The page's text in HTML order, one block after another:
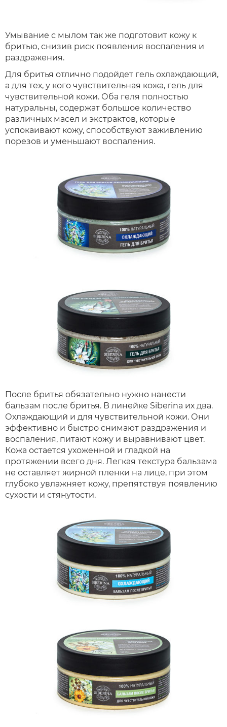
Умывание с мылом так же подготовит кожу к
бритью, снизив риск появления воспаления и
раздражения.
Для бритья отлично подойдет гель охлаждающий,
а для тех, у кого чувствительная кожа, гель для
чувствительной кожи. Оба геля полностью
натуральны, содержат большое количество
различных масел и экстрактов, которые
успокаивают кожу, способствуют заживлению
порезов и уменьшают воспаления.
После бритья обязательно нужно нанести
бальзам после бритья. В линейке Siberina их два.
Охлаждающий и для чувствительной кожи. Они
эффективно и быстро снимают раздражения и
воспаления, питают кожу и выравнивают цвет.
Кожа остается ухоженной и гладкой на
протяжении всего дня. Легкая текстура бальзама
не оставляет жирной пленки на лице, при этом
глубоко увлажняет кожу, препятствуя появлению
сухости и стянутости.